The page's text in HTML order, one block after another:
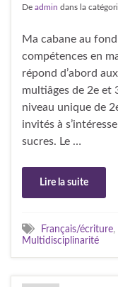
De admin dans la
Ma cabane au
compétences en
répond d’abord
multiâges de 2e et
niveau unique de
invités à
sucres. Le …
Lire la suite
Français/écriture,
Multidisciplinarité